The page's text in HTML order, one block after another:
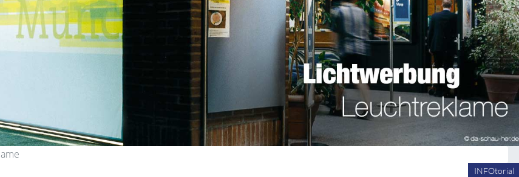
INFOtorial